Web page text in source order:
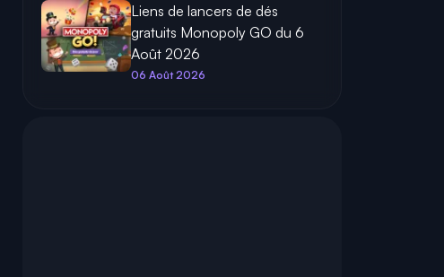
Liens de lancers de dés
gratuits Monopoly GO du 6
Août 2026
06 Août 2026